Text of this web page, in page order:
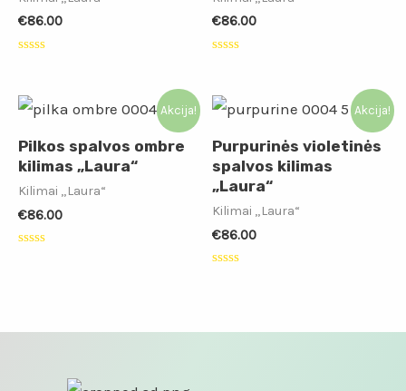
€86.00
5
€86.00
5
Akcija!
Pilkos spalvos ombre
kilimas „Laura“
Kilimai „Laura“
€86.00
Akcija!
Purpurinės violetinės
spalvos kilimas
„Laura“
Kilimai „Laura“
€86.00